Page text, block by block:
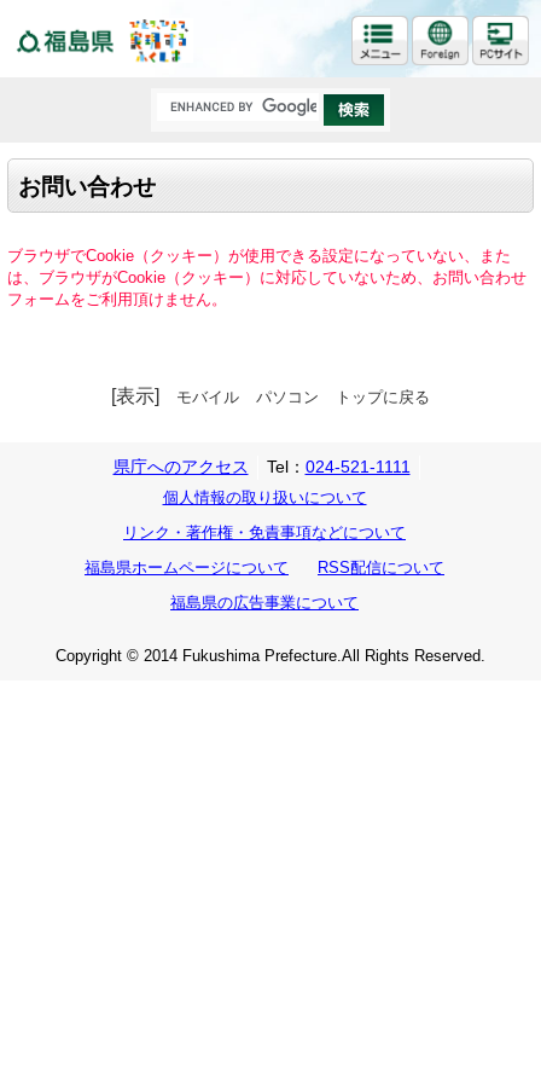
お問い合わせ
ブラウザでCookie（クッキー）が使用できる設定になっていない、また
は、ブラウザがCookie（クッキー）に対応していないため、お問い合わせ
フォームをご利用頂けません。
[表示] モバイル パソコン トップに戻る
県庁へのアクセス Tel： 024-521-1111
個人情報の取り扱いについて
リンク・著作権・免責事項などについて
福島県ホームページについて
RSS配信について
福島県の広告事業について
Copyright © 2014 Fukushima Prefecture.All Rights Reserved.